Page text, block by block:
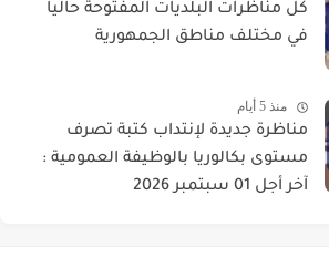
كل مناظرات البلديات المفتوحة حاليا
في مختلف مناطق الجمهورية
منذ 5 أيام
مناظرة جديدة لإنتداب كتبة تصرف
مستوى بكالوريا بالوظيفة العمومية :
آخر أجل 01 سبتمبر 2026